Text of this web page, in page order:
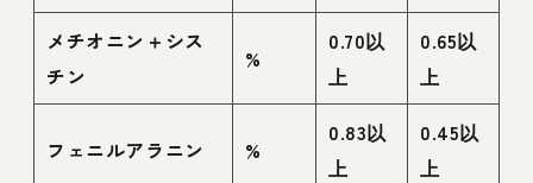
メチオニン＋シス
チン
%
0.70以
上
0.65以
上
フェニルアラニン %
0.83以
上
0.45以
上